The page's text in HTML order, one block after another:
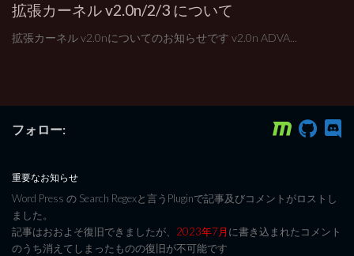
拡張カーネル v2.0n/2/3 について
拡張カーネル v2.0nについてのお知らせです v2.0n ADVA...
フォロー:
重要なお知らせ
Word Press の Search Regexと言うPluginで記事及びコメントがロストし
ました。
記事はおおよそ復旧できましたが、 2023年7月に書き込まれたコメント
のうち消えてしまったものの復旧が不可能です